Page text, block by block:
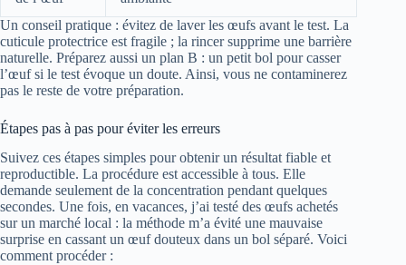
Un conseil pratique : évitez de laver les œufs avant le test. La
cuticule protectrice est fragile ; la rincer supprime une barrière
naturelle. Préparez aussi un plan B : un petit bol pour casser
l’œuf si le test évoque un doute. Ainsi, vous ne contaminerez
pas le reste de votre préparation.
Étapes pas à pas pour éviter les erreurs
Suivez ces étapes simples pour obtenir un résultat fiable et
reproductible. La procédure est accessible à tous. Elle
demande seulement de la concentration pendant quelques
secondes. Une fois, en vacances, j’ai testé des œufs achetés
sur un marché local : la méthode m’a évité une mauvaise
surprise en cassant un œuf douteux dans un bol séparé. Voici
comment procéder :